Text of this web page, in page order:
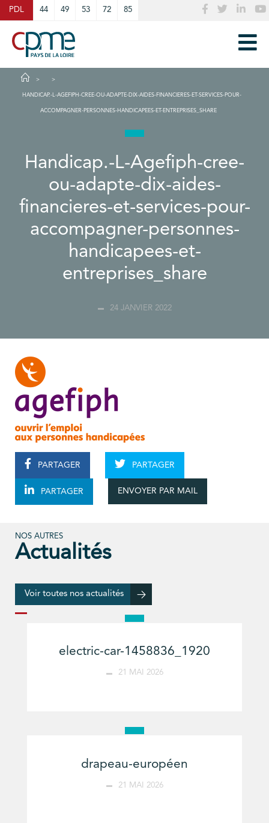
PDL 44 49 53 72 85
HANDICAP.-L-AGEFIPH-CREE-OU-ADAPTE-DIX-AIDES-FINANCIERES-ET-SERVICES-POUR-
ACCOMPAGNER-PERSONNES-HANDICAPEES-ET-ENTREPRISES_SHARE
Handicap.-L-Agefiph-cree-
ou-adapte-dix-aides-
financieres-et-services-pour-
accompagner-personnes-
handicapees-et-
entreprises_share
24 JANVIER 2022
PARTAGER PARTAGER
PARTAGER ENVOYER PAR MAIL
NOS AUTRES
Actualités
Voir toutes nos actualités
electric-car-1458836_1920
21 MAI 2026
drapeau-européen
21 MAI 2026
Cookies management panel